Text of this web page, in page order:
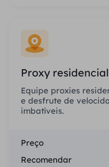
Proxy
Equipe proxies
e desfrute de
imbatíveis.
Preço
Recomendar